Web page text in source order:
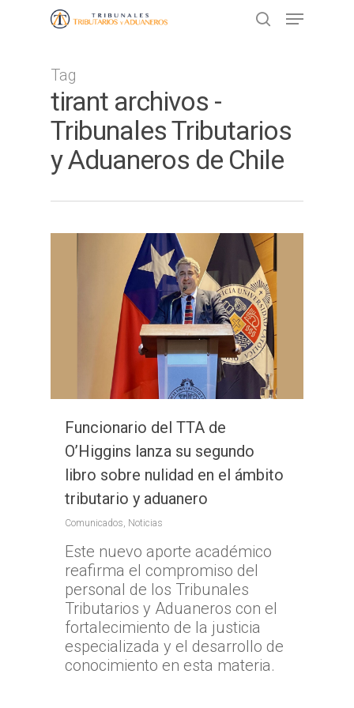
Presione ENTER para buscar o ESC
para cerrar
Tag
tirant archivos -
Tribunales Tributarios
y Aduaneros de Chile
Funcionario del TTA de
O’Higgins lanza su segundo
libro sobre nulidad en el ámbito
tributario y aduanero
Comunicados, Noticias
Este nuevo aporte académico
reafirma el compromiso del
personal de los Tribunales
Tributarios y Aduaneros con el
fortalecimiento de la justicia
especializada y el desarrollo de
conocimiento en esta materia.